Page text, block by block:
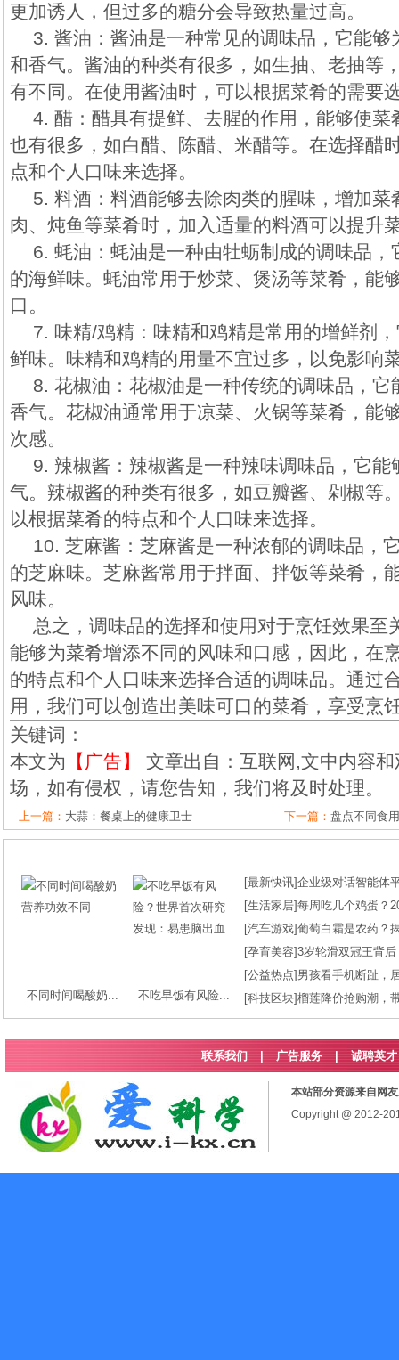
更加诱人，但过多的糖分会导致热量过高。
3. 酱油：酱油是一种常见的调味品，它能够
和香气。酱油的种类有很多，如生抽、老抽等
有不同。在使用酱油时，可以根据菜肴的需要
4. 醋：醋具有提鲜、去腥的作用，能够使菜
也有很多，如白醋、陈醋、米醋等。在选择醋
点和个人口味来选择。
5. 料酒：料酒能够去除肉类的腥味，增加菜
肉、炖鱼等菜肴时，加入适量的料酒可以提升
6. 蚝油：蚝油是一种由牡蛎制成的调味品，
的海鲜味。蚝油常用于炒菜、煲汤等菜肴，能
口。
7. 味精/鸡精：味精和鸡精是常用的增鲜剂
鲜味。味精和鸡精的用量不宜过多，以免影响
8. 花椒油：花椒油是一种传统的调味品，它
香气。花椒油通常用于凉菜、火锅等菜肴，能
次感。
9. 辣椒酱：辣椒酱是一种辣味调味品，它能
气。辣椒酱的种类有很多，如豆瓣酱、剁椒等
以根据菜肴的特点和个人口味来选择。
10. 芝麻酱：芝麻酱是一种浓郁的调味品，
的芝麻味。芝麻酱常用于拌面、拌饭等菜肴，
风味。
总之，调味品的选择和使用对于烹饪效果至
能够为菜肴增添不同的风味和口感，因此，在
的特点和个人口味来选择合适的调味品。通过
用，我们可以创造出美味可口的菜肴，享受烹
关键词：
本文为 【广告】
文章出自：互联网,文中内容
场，如有侵权，请您告知，我们将及时处理。
上一篇： 大蒜：餐桌上的健康卫士 下一篇： 盘点不同食
不同时间喝酸奶... 不吃早饭有风险...
[最新快讯]企业级对话智能体
[生活家居]每周吃几个鸡蛋？
[汽车游戏]葡萄白霜是农药？
[孕育美容]3岁轮滑双冠王背
[公益热点] 男孩看手机断趾，
[科技区块]榴莲降价抢购潮，
联系我们 广告服务 | 诚聘英才
本站部分资源来自网
Copyright @ 2012-